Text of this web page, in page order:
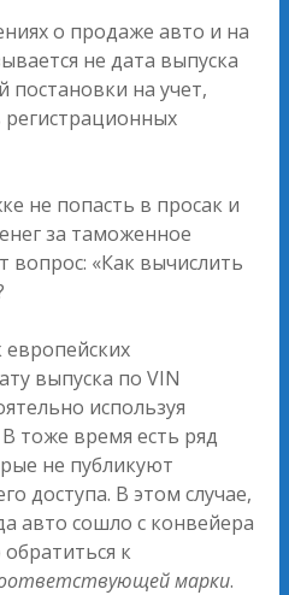
о продаже авто и на
не дата выпуска
на учет,
регистрационных
не попасть в просак и
за таможенное
вопрос: «Как вычислить
выпуска по VIN
используя
тоже время есть ряд
не публикуют
доступа. В этом случае,
авто сошло с конвейера
к
марки.